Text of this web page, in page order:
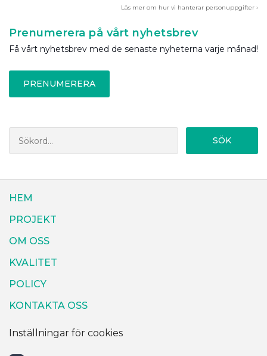
Läs mer om hur vi hanterar personuppgifter ›
Prenumerera på vårt nyhetsbrev
Få vårt nyhetsbrev med de senaste nyheterna varje månad!
PRENUMERERA
SÖK
HEM
PROJEKT
OM OSS
KVALITET
POLICY
KONTAKTA OSS
Inställningar för cookies